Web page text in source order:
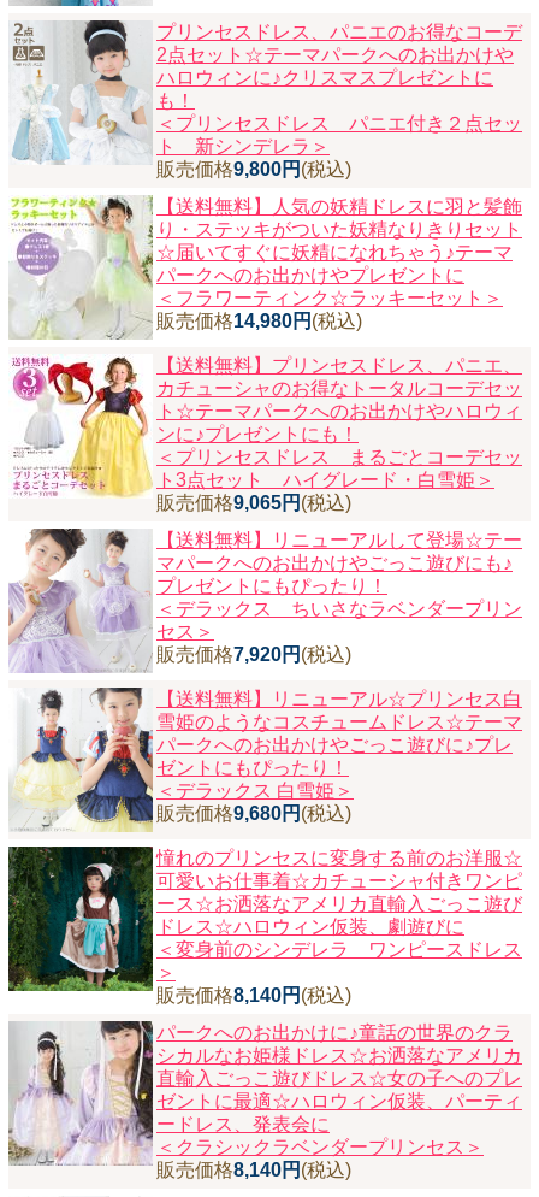
プリンセスドレス、パニエのお得なコーデ
2点セット☆テーマパークへのお出かけや
ハロウィンに♪クリスマスプレゼントに
も！
＜プリンセスドレス パニエ付き２点セッ
ト 新シンデレラ＞
販売価格9,800円 (税込)
【送料無料】人気の妖精ドレスに羽と髪飾
り・ステッキがついた妖精なりきりセット
☆届いてすぐに妖精になれちゃう♪テーマ
パークへのお出かけやプレゼントに
＜フラワーティンク☆ラッキーセット＞
販売価格14,980円 (税込)
【送料無料】プリンセスドレス、パニエ、
カチューシャのお得なトータルコーデセッ
ト☆テーマパークへのお出かけやハロウィ
ンに♪プレゼントにも！
＜プリンセスドレス まるごとコーデセッ
ト3点セット ハイグレード・白雪姫＞
販売価格9,065円 (税込)
【送料無料】リニューアルして登場☆テー
マパークへのお出かけやごっこ遊びにも♪
プレゼントにもぴったり！
＜デラックス ちいさなラベンダープリン
セス＞
販売価格7,920円 (税込)
【送料無料】リニューアル☆プリンセス白
雪姫のようなコスチュームドレス☆テーマ
パークへのお出かけやごっこ遊びに♪プレ
ゼントにもぴったり！
＜デラックス 白雪姫＞
販売価格9,680円 (税込)
憧れのプリンセスに変身する前のお洋服☆
可愛いお仕事着☆カチューシャ付きワンピ
ース☆お洒落なアメリカ直輸入ごっこ遊び
ドレス☆ハロウィン仮装、劇遊びに
＜変身前のシンデレラ ワンピースドレス
＞
販売価格8,140円 (税込)
パークへのお出かけに♪童話の世界のクラ
シカルなお姫様ドレス☆お洒落なアメリカ
直輸入ごっこ遊びドレス☆女の子へのプレ
ゼントに最適☆ハロウィン仮装、パーティ
ードレス、発表会に
＜クラシックラベンダープリンセス＞
販売価格8,140円 (税込)